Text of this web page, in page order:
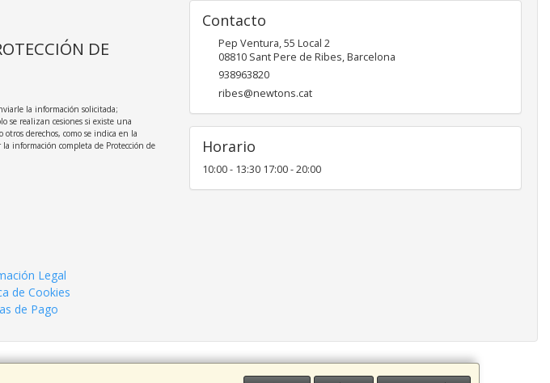
DE
la información solicitada;
se realizan cesiones si existe una
derechos, como se indica en la
información completa de Protección de
Legal
de Cookies
de Pago
Contacto
Pep Ventura, 55 Local 2
08810 Sant Pere de Ribes,Barcelona
938963820
ribes@newtons.cat
Horario
10:00 - 13:30 17:00 - 20:00